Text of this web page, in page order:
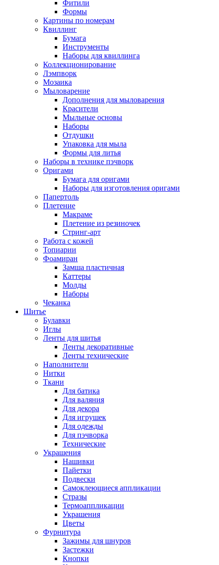
Фитили
Формы
Картины по номерам
Квиллинг
Бумага
Инструменты
Наборы для квиллинга
Коллекционирование
Лэмпворк
Мозаика
Мыловарение
Дополнения для мыловарения
Красители
Мыльные основы
Наборы
Отдушки
Упаковка для мыла
Формы для литья
Наборы в технике пэчворк
Оригами
Бумага для оригами
Наборы для изготовления оригами
Папертоль
Плетение
Макраме
Плетение из резиночек
Стринг-арт
Работа с кожей
Топиарии
Фоамиран
Замша пластичная
Каттеры
Молды
Наборы
Чеканка
Шитье
Булавки
Иглы
Ленты для шитья
Ленты декоративные
Ленты технические
Наполнители
Нитки
Ткани
Для батика
Для валяния
Для декора
Для игрушек
Для одежды
Для пэчворка
Технические
Украшения
Нашивки
Пайетки
Подвески
Самоклеющиеся аппликации
Стразы
Термоаппликации
Украшения
Цветы
Фурнитура
Зажимы для шнуров
Застежки
Кнопки